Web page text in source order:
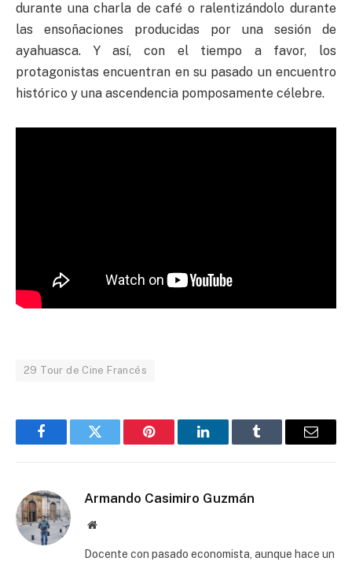
durante una charla de café o ralentizándolo durante
las ensoñaciones producidas por una sesión de
ayahuasca. Y así, con el tiempo a favor, los
protagonistas encuentran en su pasado un encuentro
histórico y una ascendencia pomposamente célebre.
29 Tour de Cine Francés
FacebookTwitter Pinterest LinkedInTumblr Email
Armando Casimiro Guzmán
Website
Docente con pasado economista, aunque hace un